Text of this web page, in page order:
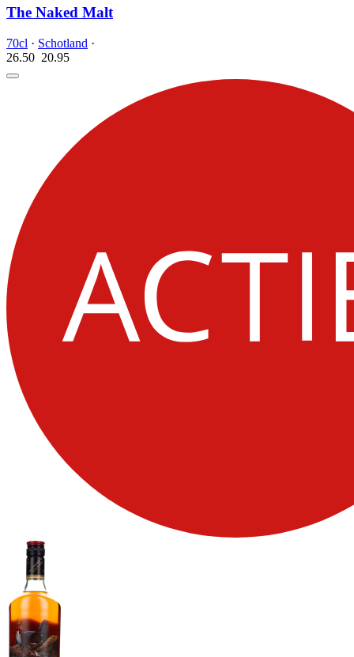
The Naked Malt
70cl · Schotland ·
26.50 20.95